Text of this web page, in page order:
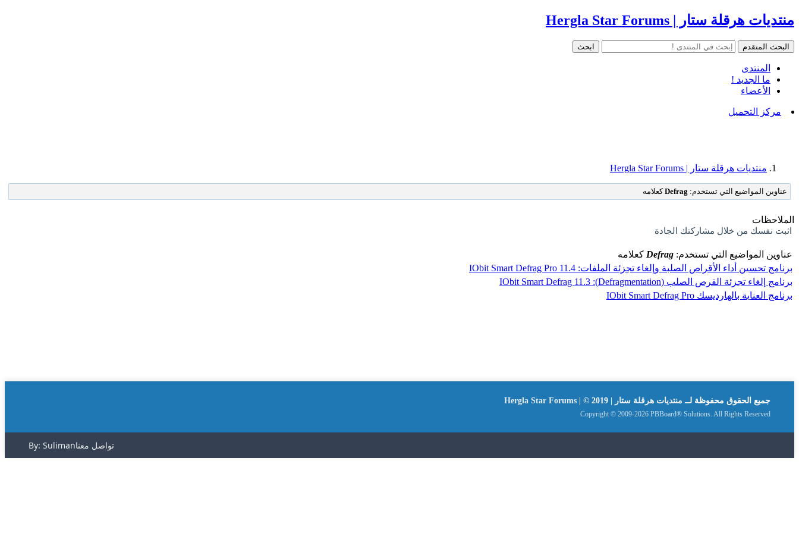
منتديات هرقلة ستار | Hergla Star Forums
المنتدى
ما الجديد !
الأعضاء
مركز التحميل
منتديات هرقلة ستار | Hergla Star Forums
عناوين المواضيع التي تستخدم: Defragكعلامه
الملاحظات
اثبت نفسك من خلال مشاركتك الجادة
عناوين المواضيع التي تستخدم: Defrag كعلامه
برنامج تحسين أداء الأقراص الصلبة وإلغاء تجزئة الملفات: IObit Smart Defrag Pro 11.4
برنامج إلغاء تجزئة القرص الصلب (Defragmentation): IObit Smart Defrag 11.3
برنامج العناية بالهارديسك IObit Smart Defrag Pro
جميع الحقوق محفوظة لــ منتديات هرقلة ستار | Hergla Star Forums | © 2019
Copyright © 2009-2026 PBBoard® Solutions. All Rights Reserved
تواصل معناBy: Suliman